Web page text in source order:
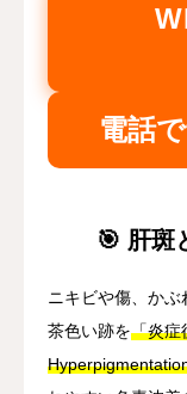
電話
🎯 肝斑
ニキビや傷、か
茶色い跡を「炎症